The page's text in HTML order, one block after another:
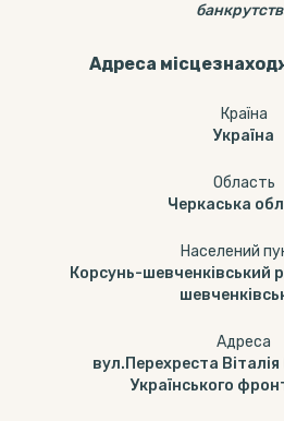
Адреса
Країна
Україна
Область
Черкаська
Населений
Корсунь-шевченківський
Адреса
вул.Перехреста
Українського